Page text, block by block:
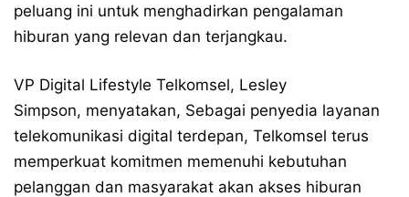
peluang ini untuk menghadirkan pengalaman
hiburan yang relevan dan terjangkau.
VP Digital Lifestyle Telkomsel, Lesley
Simpson, menyatakan, Sebagai penyedia layanan
telekomunikasi digital terdepan, Telkomsel terus
memperkuat komitmen memenuhi kebutuhan
pelanggan dan masyarakat akan akses hiburan